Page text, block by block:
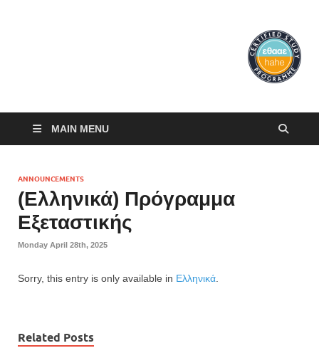
MAIN MENU
ANNOUNCEMENTS
(Ελληνικά) Πρόγραμμα
Εξεταστικής
Monday April 28th, 2025
Sorry, this entry is only available in Ελληνικά
Related Posts